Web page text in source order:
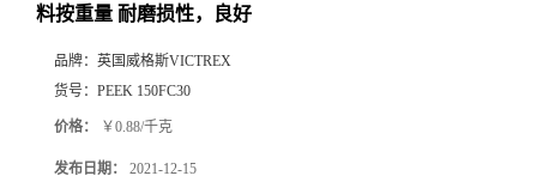
料按重量 耐磨损性，良好
品牌： 英国威格斯VICTREX
货号： PEEK 150FC30
价格： ￥0.88/千克
发布日期： 2021-12-15